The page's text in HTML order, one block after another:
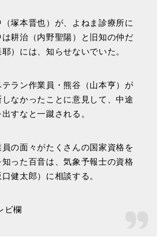
塚本晋也）が、よねま診療所に
耕治（内野聖陽）と旧知の仲だ
）には、知らせないでいた。
ラン作業員・熊谷（山本亨）が
なかったことに意見して、中途
すなと一蹴される。
の面々がたくさんの国家資格を
った百音は、気象予報士の資格
健太郎）に相談する。
ビ欄